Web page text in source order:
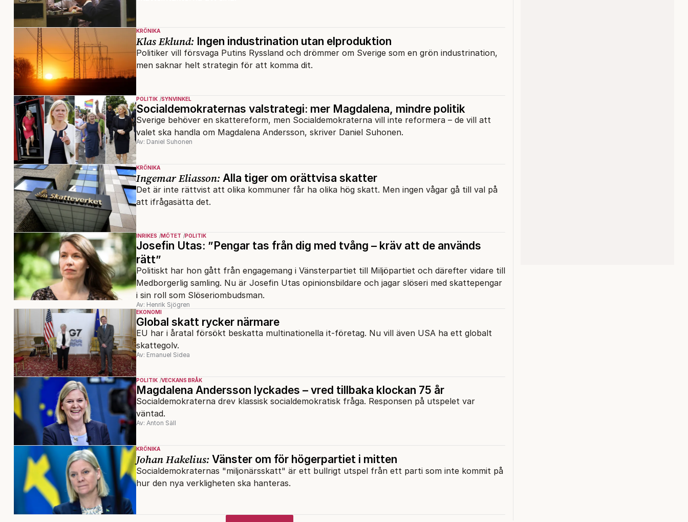
KRÖNIKA
Klas Eklund: Ingen industrination utan elproduktion
Politiker vill försvaga Putins Ryssland och drömmer om Sverige som en grön industrination,
men saknar helt strategin för att komma dit.
POLITIK SYNVINKEL
Socialdemokraternas valstrategi: mer Magdalena, mindre politik
Sverige behöver en skattereform, men Socialdemokraterna vill inte reformera – de vill att
valet ska handla om Magdalena Andersson, skriver Daniel Suhonen.
Av: Daniel Suhonen
KRÖNIKA
Ingemar Eliasson: Alla tiger om orättvisa skatter
Det är inte rättvist att olika kommuner får ha olika hög skatt. Men ingen vågar gå till val på
att ifrågasätta det.
INRIKES MÖTET POLITIK
Josefin Utas: ”Pengar tas från dig med tvång – kräv att de används
rätt”
Politiskt har hon gått från engagemang i Vänsterpartiet till Miljöpartiet och därefter vidare till
Medborgerlig samling. Nu är Josefin Utas opinionsbildare och jagar slöseri med skattepengar
i sin roll som Slöseriombudsman.
Av: Henrik Sjögren
EKONOMI
Global skatt rycker närmare
EU har i åratal försökt beskatta multinationella it-företag. Nu vill även USA ha ett globalt
skattegolv.
Av: Emanuel Sidea
POLITIK VECKANS BRÅK
Magdalena Andersson lyckades – vred tillbaka klockan 75 år
Socialdemokraterna drev klassisk socialdemokratisk fråga. Responsen på utspelet var
väntad.
Av: Anton Säll
KRÖNIKA
Johan Hakelius: Vänster om för högerpartiet i mitten
Socialdemokraternas "miljonärsskatt" är ett bullrigt utspel från ett parti som inte kommit på
hur den nya verkligheten ska hanteras.